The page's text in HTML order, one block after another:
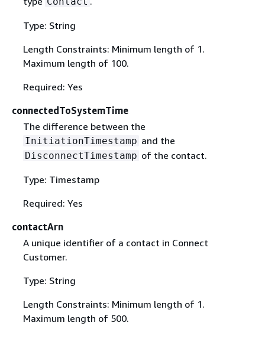
Type: String
Length Constraints: Minimum length of 1.
Maximum length of 100.
Required: Yes
connectedToSystemTime
The difference between the
InitiationTimestamp and the
DisconnectTimestamp of the contact.
Type: Timestamp
Required: Yes
contactArn
A unique identifier of a contact in Connect
Customer.
Type: String
Length Constraints: Minimum length of 1.
Maximum length of 500.